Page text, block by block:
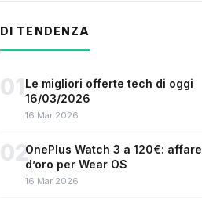
DI TENDENZA
01 Le migliori offerte tech di oggi
16/03/2026
16 Mar 2026
02OnePlus Watch 3 a 120€: affare
d’oro per Wear OS
16 Mar 2026